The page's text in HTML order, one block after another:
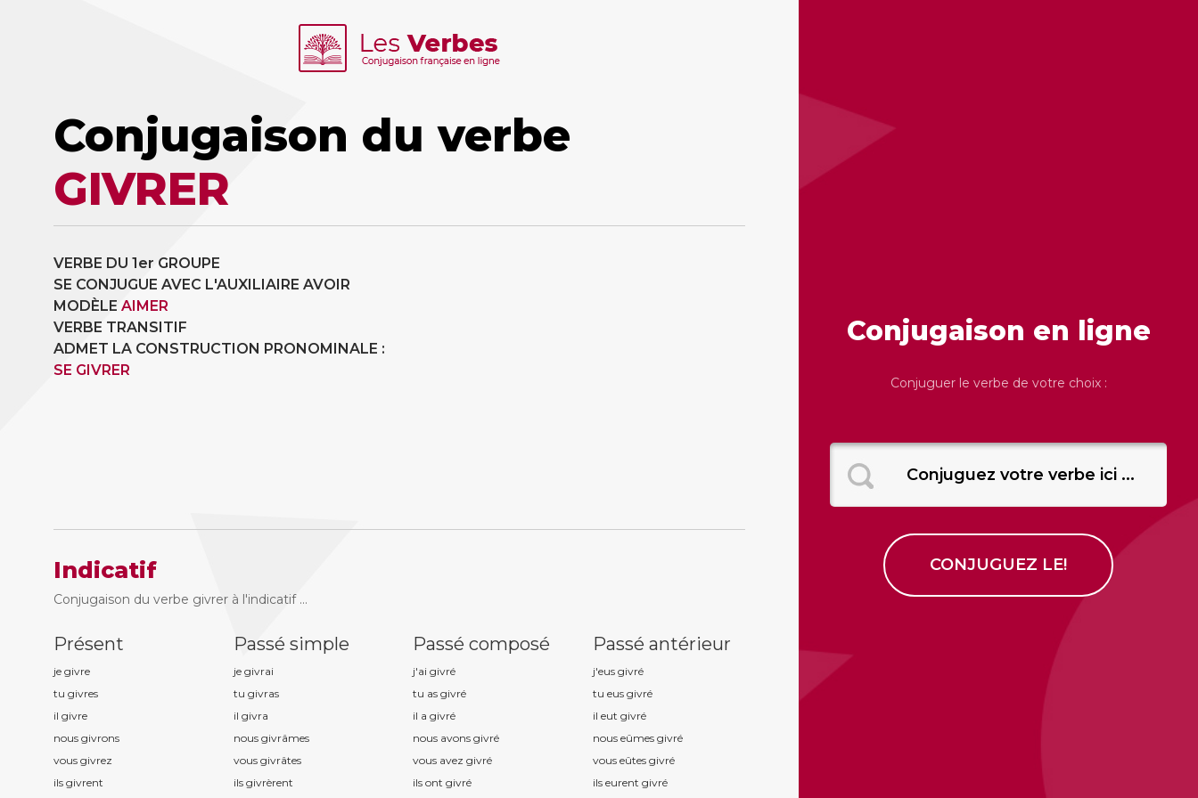
Conjugaison du verbe
GIVRER
VERBE DU 1er GROUPE
SE CONJUGUE AVEC L'AUXILIAIRE AVOIR
MODÈLE AIMER
VERBE TRANSITIF
ADMET LA CONSTRUCTION PRONOMINALE :
SE GIVRER
Indicatif
Conjugaison du verbe givrer à l'indicatif ...
Présent
je givre
tu givres
il givre
nous givrons
vous givrez
ils givrent
Passé simple
je givrai
tu givras
il givra
nous givrâmes
vous givrâtes
ils givrèrent
Passé composé
j'ai givré
tu as givré
il a givré
nous avons givré
vous avez givré
ils ont givré
Passé antérieur
j'eus givré
tu eus givré
il eut givré
nous eûmes givré
vous eûtes givré
ils eurent givré
Conjugaison en ligne
Conjuguer le verbe de votre choix :